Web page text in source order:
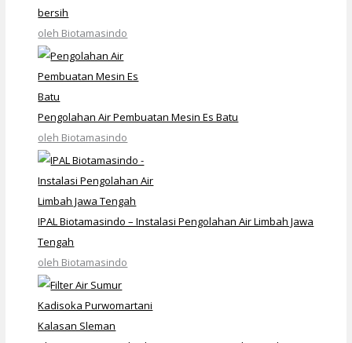
bersih
oleh Biotamasindo
Pengolahan Air Pembuatan Mesin Es Batu
oleh Biotamasindo
IPAL Biotamasindo – Instalasi Pengolahan Air Limbah Jawa
Tengah
oleh Biotamasindo